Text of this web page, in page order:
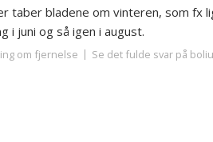
taber bladene om vinteren, som fx
i juni og så igen i august.
om fjernelse Se det fulde svar på